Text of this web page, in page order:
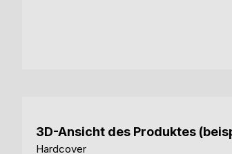
3D-Ansicht des Produktes
Hardcover